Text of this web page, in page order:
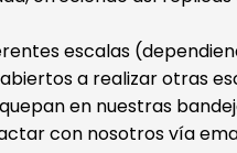
escalas
a realizar otras
en nuestras
con nosotros vía